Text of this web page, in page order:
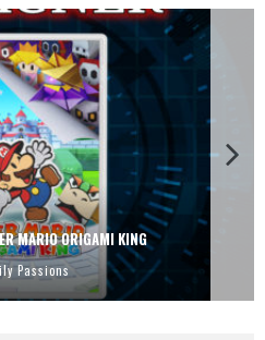
MARIO ORIGAMI KING
Passions